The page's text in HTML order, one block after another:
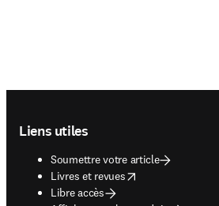
Liens utiles
Soumettre votre article
Livres et revues
opens in new tab/window
Libre accès